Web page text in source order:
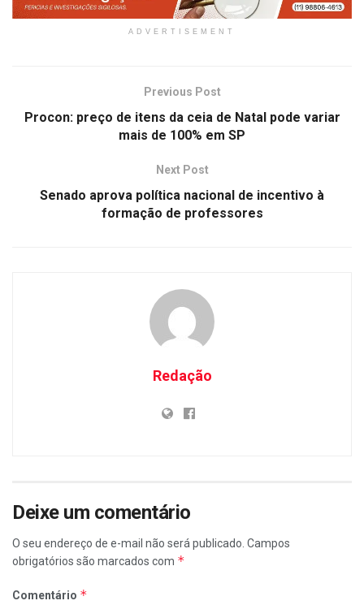
ADVERTISEMENT
Previous Post
Procon: preço de itens da ceia de Natal pode variar
mais de 100% em SP
Next Post
Senado aprova política nacional de incentivo à
formação de professores
Redação
Deixe um comentário
O seu endereço de e-mail não será publicado. Campos
obrigatórios são marcados com *
Comentário *